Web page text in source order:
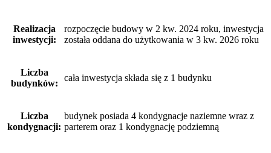
Realizacja
inwestycji:
rozpoczęcie budowy w 2 kw. 2024 roku, inwestycja
została oddana do użytkowania w 3 kw. 2026 roku
Liczba
budynków:
cała inwestycja składa się z 1 budynku
Liczba
kondygnacji:
budynek posiada 4 kondygnacje naziemne wraz z
parterem oraz 1 kondygnację podziemną